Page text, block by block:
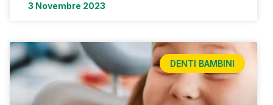
3 Novembre 2023
DENTI BAMBINI